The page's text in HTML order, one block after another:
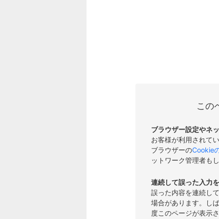
この
ブラウザー設定やネ
お客様が利用されて
ブラウザーのCookie
ットワーク管理者も
連続して誤った入力
誤った内容を連続し
場合があります。し
度このページが表示